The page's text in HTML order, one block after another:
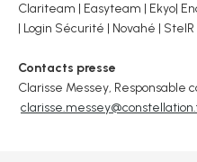
Clariteam | Easyteam | Ekyo|
| Login Sécurité | Novahé | StelR
Contacts presse
Clarisse Messey, Responsable